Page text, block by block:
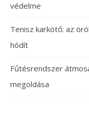
védelme
Tenisz karkötő: az
hódít
Fűtésrendszer
megoldása